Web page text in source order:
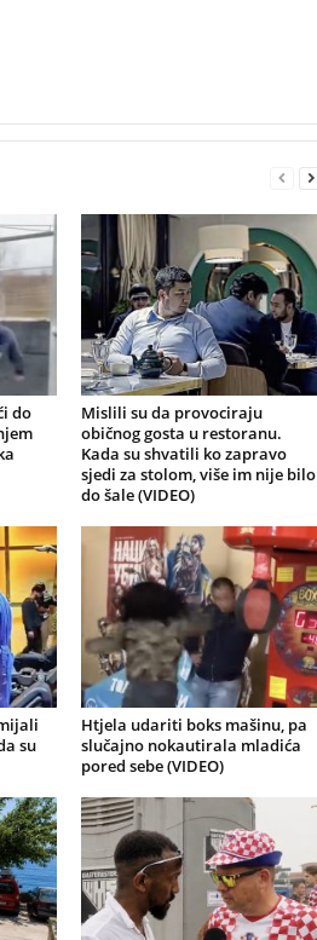
do
Mislili su da provociraju
običnog gosta u restoranu.
Kada su shvatili ko zapravo
sjedi za stolom, više im nije bilo
do šale (VIDEO)
su
Htjela udariti boks mašinu, pa
slučajno nokautirala mladića
pored sebe (VIDEO)